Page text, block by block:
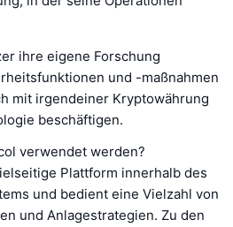
ihre eigene Forschung
und -maßnahmen
mit irgendeiner Kryptowährung
beschäftigen.
verwendet werden?
Plattform innerhalb des
und bedient eine Vielzahl von
und Anlagestrategien. Zu den